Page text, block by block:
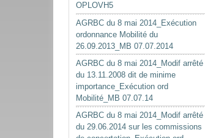
OPLOVH5
AGRBC du 8 mai 2014_Exécution
ordonnance Mobilité du
26.09.2013_MB 07.07.2014
AGRBC du 8 mai 2014_Modif arrêté
du 13.11.2008 dit de minime
importance_Exécution ord
Mobilité_MB 07.07.14
AGRBC du 8 mai 2014_Modif arrêté
du 29.06.2014 sur les commissions